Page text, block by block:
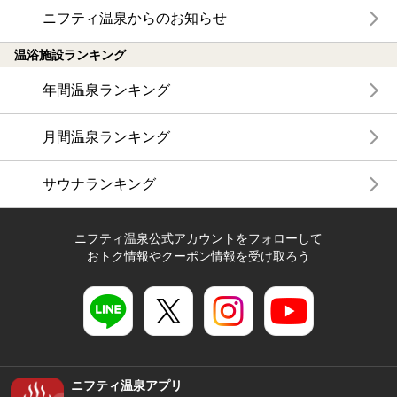
ニフティ温泉からのお知らせ
温浴施設ランキング
年間温泉ランキング
月間温泉ランキング
サウナランキング
ニフティ温泉公式アカウントをフォローして
おトク情報やクーポン情報を受け取ろう
ニフティ温泉アプリ